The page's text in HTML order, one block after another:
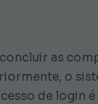
as
o
de login